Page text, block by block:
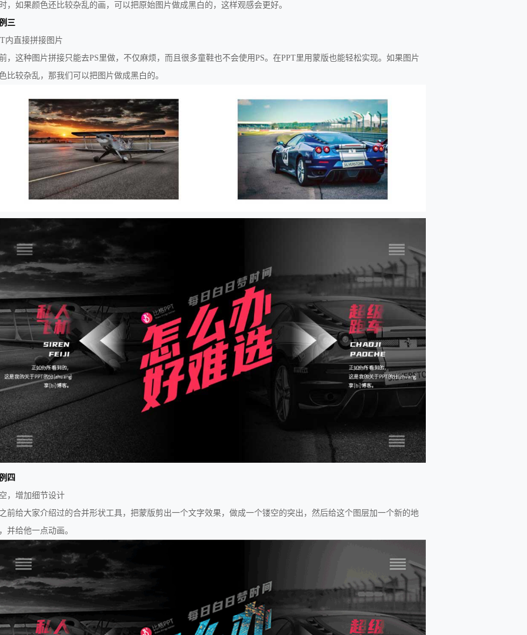
，如果颜色还比较杂乱的画，可以把原始图片做成黑白的，这样观感会更好。
三
内直接拼接图片
，这种图片拼接只能去PS里做，不仅麻烦，而且很多童鞋也不会使用PS。在PPT里用蒙版也能轻松实现。如果图片
比较杂乱，那我们可以把图片做成黑白的。
四
，增加细节设计
前给大家介绍过的合并形状工具，把蒙版剪出一个文字效果，做成一个镂空的突出，然后给这个图层加一个新的地
并给他一点动画。